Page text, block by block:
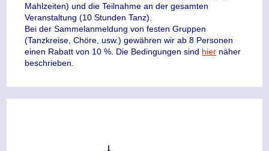
Mahlzeiten) und die Teilnahme an der gesamten
Veranstaltung (10 Stunden Tanz).
Bei der Sammelanmeldung von festen Gruppen
(Tanzkreise, Chöre, usw.) gewähren wir ab 8 Personen
einen Rabatt von 10 %. Die Bedingungen sind hier näher
beschrieben.